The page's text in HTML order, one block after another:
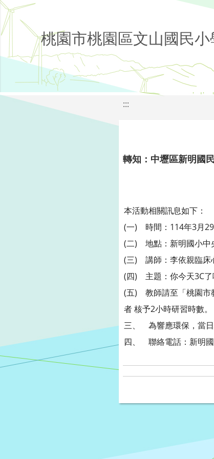
桃園市桃園區文山國民小
:::
轉知：中壢區新明國
本活動相關訊息如下：
(一) 時間：114年3月29
(二) 地點：新明國小中
(三) 講師：李依親臨床
(四) 主題：你今天3C了
(五) 教師請至「桃園市
者 核予2小時研習時數。
三、 為響應環保，當日
四、 聯絡電話：新明國